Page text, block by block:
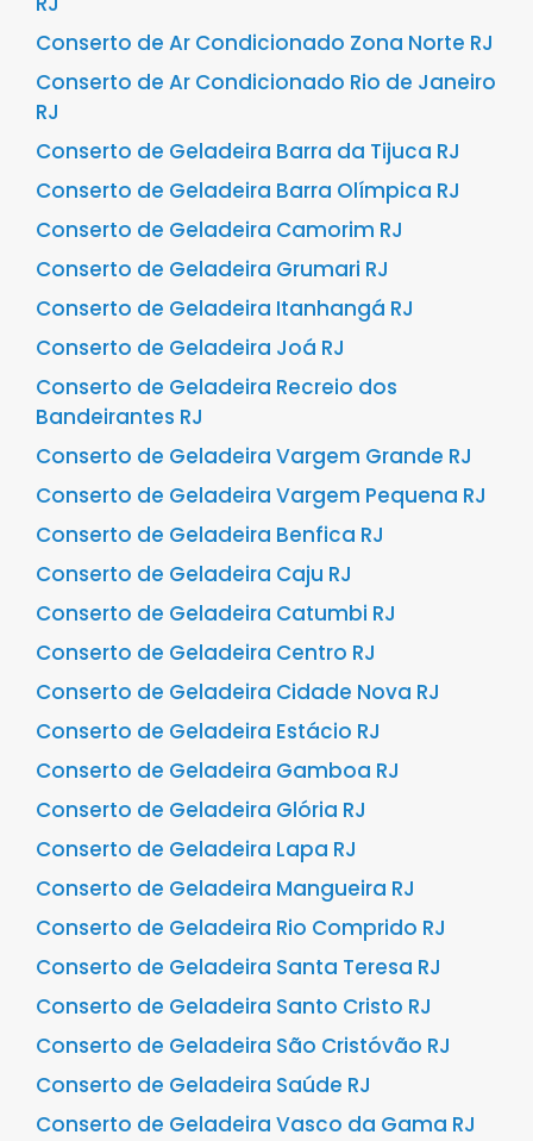
Conserto de Ar Condicionado Zona Norte RJ
Conserto de Ar Condicionado Rio de Janeiro
RJ
Conserto de Geladeira Barra da Tijuca RJ
Conserto de Geladeira Barra Olímpica RJ
Conserto de Geladeira Camorim RJ
Conserto de Geladeira Grumari RJ
Conserto de Geladeira Itanhangá RJ
Conserto de Geladeira Joá RJ
Conserto de Geladeira Recreio dos
Bandeirantes RJ
Conserto de Geladeira Vargem Grande RJ
Conserto de Geladeira Vargem Pequena RJ
Conserto de Geladeira Benfica RJ
Conserto de Geladeira Caju RJ
Conserto de Geladeira Catumbi RJ
Conserto de Geladeira Centro RJ
Conserto de Geladeira Cidade Nova RJ
Conserto de Geladeira Estácio RJ
Conserto de Geladeira Gamboa RJ
Conserto de Geladeira Glória RJ
Conserto de Geladeira Lapa RJ
Conserto de Geladeira Mangueira RJ
Conserto de Geladeira Rio Comprido RJ
Conserto de Geladeira Santa Teresa RJ
Conserto de Geladeira Santo Cristo RJ
Conserto de Geladeira São Cristóvão RJ
Conserto de Geladeira Saúde RJ
Conserto de Geladeira Vasco da Gama RJ